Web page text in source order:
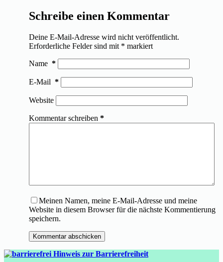
Schreibe einen Kommentar
Deine E-Mail-Adresse wird nicht veröffentlicht.
Erforderliche Felder sind mit * markiert
Name *
E-Mail *
Website
Kommentar schreiben *
Meinen Namen, meine E-Mail-Adresse und meine
Website in diesem Browser für die nächste Kommentierung
speichern.
Kommentar abschicken
Hinweis zur Barrierefreiheit